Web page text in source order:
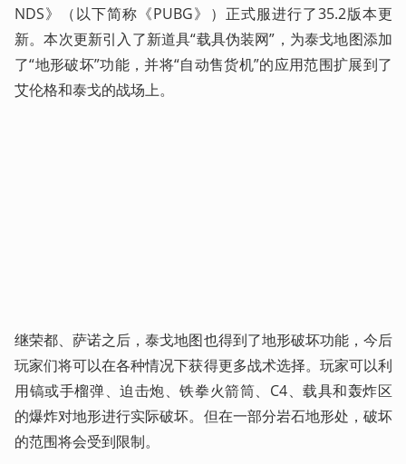
NDS》（以下简称《PUBG》）正式服进行了35.2版本更
新。本次更新引入了新道具“载具伪装网”，为泰戈地图添加
了“地形破坏”功能，并将“自动售货机”的应用范围扩展到了
艾伦格和泰戈的战场上。
继荣都、萨诺之后，泰戈地图也得到了地形破坏功能，今后
玩家们将可以在各种情况下获得更多战术选择。玩家可以利
用镐或手榴弹、迫击炮、铁拳火箭筒、C4、载具和轰炸区
的爆炸对地形进行实际破坏。但在一部分岩石地形处，破坏
的范围将会受到限制。